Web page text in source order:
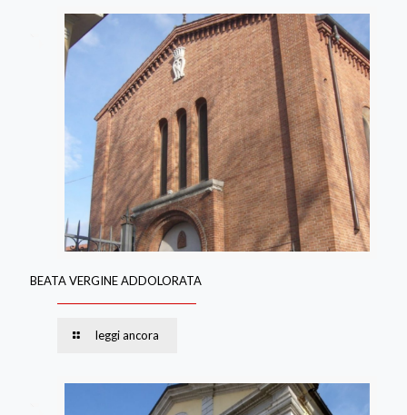
BEATA VERGINE ADDOLORATA
leggi ancora